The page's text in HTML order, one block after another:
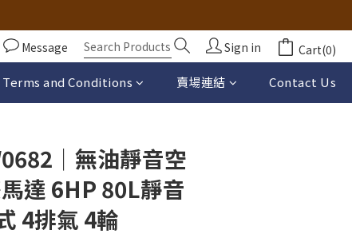
Message Sign in Cart(0)
Terms and Conditions 賣場連結 Contact Us
｜無油靜音空
達 6HP 80L靜音
4排氣 4輪
BUY NOW